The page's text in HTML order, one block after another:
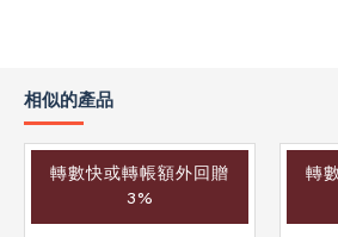
相似的產品
轉數快或轉帳額外回贈
3%
轉